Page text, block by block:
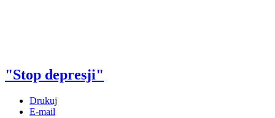
"Stop depresji"
Drukuj
E-mail